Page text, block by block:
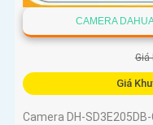
CAMERA
Giá
Giá
Camera DH-